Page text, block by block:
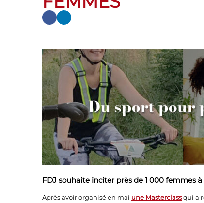
FDJ souhaite inciter près de 1 000 femmes
Après avoir organisé en mai une Masterclassqui a